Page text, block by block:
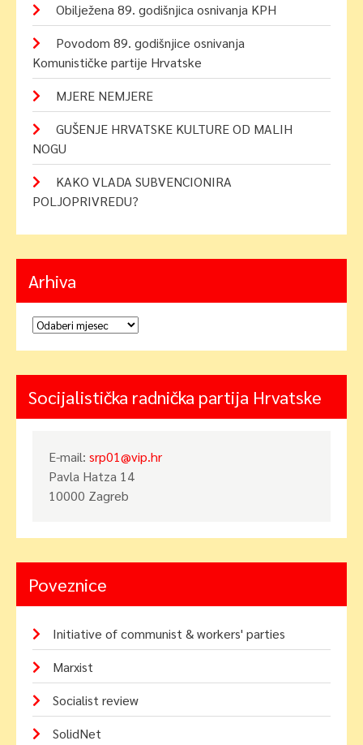
Obilježena 89. godišnjica osnivanja KPH
Povodom 89. godišnjice osnivanja
Komunističke partije Hrvatske
MJERE NEMJERE
GUŠENJE HRVATSKE KULTURE OD MALIH
NOGU
KAKO VLADA SUBVENCIONIRA
POLJOPRIVREDU?
Arhiva
Arhiva
Socijalistička radnička partija Hrvatske
E-mail: srp01@vip.hr
Pavla Hatza 14
10000 Zagreb
Poveznice
Initiative of communist & workers' parties
Marxist
Socialist review
SolidNet